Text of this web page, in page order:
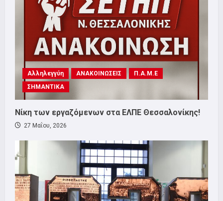
Αλληλεγγύη ΑΝΑΚΟΙΝΩΣΕΙΣ
Π.Α.Μ.Ε
ΣΗΜΑΝΤΙΚΑ
Νίκη των εργαζόμενων στα ΕΛΠΕ Θεσσαλονίκης!
27 Μαΐου, 2026